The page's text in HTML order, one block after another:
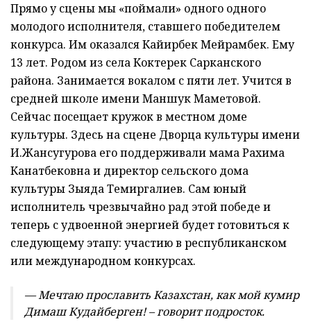
Прямо у сцены мы «поймали» одного одного
молодого исполнителя, ставшего победителем
конкурса. Им оказался Кайирбек Мейрамбек. Ему
13 лет. Родом из села Коктерек Сарканского
района. Занимается вокалом с пяти лет. Учится в
средней школе имени Маншук Маметовой.
Сейчас посещает кружок в местном доме
культуры. Здесь на сцене Дворца культуры имени
И.Жансугурова его поддерживали мама Рахима
Канатбековна и директор сельского дома
культуры Зыяда Темиргалиев. Сам юный
исполнитель чрезвычайно рад этой победе и
теперь с удвоенной энергией будет готовиться к
следующему этапу: участию в республиканском
или международном конкурсах.
— Мечтаю прославить Казахстан, как мой кумир
Димаш Кудайберген! – говорит подросток.